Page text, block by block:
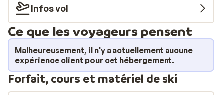
pendant vos vacances au ski. Vous pourrez également
profiter du soleil sur le balcon et de la vue
spectaculaire sur les pistes et les montagnes. Le soir,
concoctez-vous une fondue ou une raclette grâce aux
équipements à disposition dans la cuisine ou rendez-
vous au centre-ville pour dîner au restaurant. Avant de
vous coucher, vous aurez la possibilité de vous
réchauffer près du poêle à bois et d'admirer le coucher
Infos vol
Ce que les voyageurs pensent
Malheureusement, il n'y a actuellement aucune
expérience client pour cet hébergement.
Forfait, cours et matériel de ski